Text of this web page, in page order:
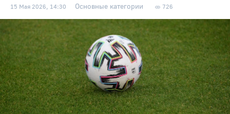
15 Мая 2026, 14:30 Основные категории 726